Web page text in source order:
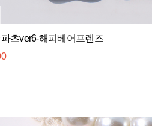
츠ver6-해피베어프렌즈